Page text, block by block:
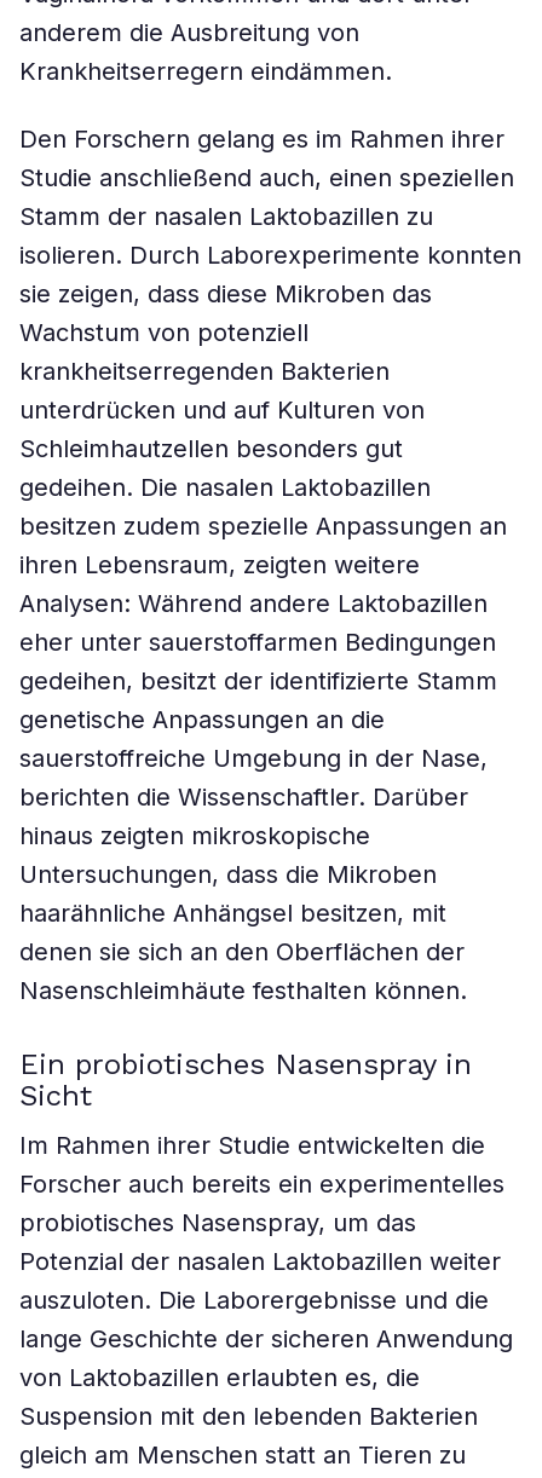
anderem die Ausbreitung von
Krankheitserregern eindämmen.
Den Forschern gelang es im Rahmen ihrer
Studie anschließend auch, einen speziellen
Stamm der nasalen Laktobazillen zu
isolieren. Durch Laborexperimente konnten
sie zeigen, dass diese Mikroben das
Wachstum von potenziell
krankheitserregenden Bakterien
unterdrücken und auf Kulturen von
Schleimhautzellen besonders gut
gedeihen. Die nasalen Laktobazillen
besitzen zudem spezielle Anpassungen an
ihren Lebensraum, zeigten weitere
Analysen: Während andere Laktobazillen
eher unter sauerstoffarmen Bedingungen
gedeihen, besitzt der identifizierte Stamm
genetische Anpassungen an die
sauerstoffreiche Umgebung in der Nase,
berichten die Wissenschaftler. Darüber
hinaus zeigten mikroskopische
Untersuchungen, dass die Mikroben
haarähnliche Anhängsel besitzen, mit
denen sie sich an den Oberflächen der
Nasenschleimhäute festhalten können.
Ein probiotisches Nasenspray in
Sicht
Im Rahmen ihrer Studie entwickelten die
Forscher auch bereits ein experimentelles
probiotisches Nasenspray, um das
Potenzial der nasalen Laktobazillen weiter
auszuloten. Die Laborergebnisse und die
lange Geschichte der sicheren Anwendung
von Laktobazillen erlaubten es, die
Suspension mit den lebenden Bakterien
gleich am Menschen statt an Tieren zu